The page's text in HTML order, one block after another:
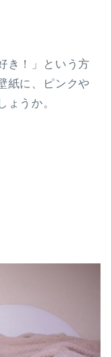
き！」という方
紙に、ピンクや
ょうか。